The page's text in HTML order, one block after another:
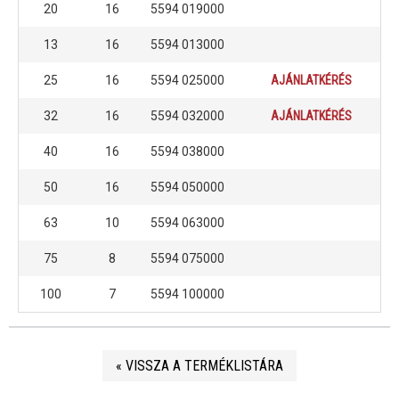
20 16 5594 019000
13 16 5594 013000
25 16 5594 025000 AJÁNLATKÉRÉS
32 16 5594 032000 AJÁNLATKÉRÉS
40 16 5594 038000
50 16 5594 050000
63 10 5594 063000
75 8 5594 075000
100 7 5594 100000
« VISSZA A TERMÉKLISTÁRA